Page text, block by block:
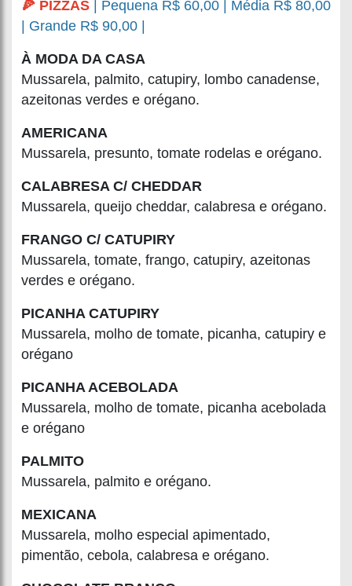
🍕 PIZZAS | Pequena R$ 60,00 | Média R$ 80,00
| Grande R$ 90,00 |
À MODA DA CASA
Mussarela, palmito, catupiry, lombo canadense,
azeitonas verdes e orégano.
AMERICANA
Mussarela, presunto, tomate rodelas e orégano.
CALABRESA C/ CHEDDAR
Mussarela, queijo cheddar, calabresa e orégano.
FRANGO C/ CATUPIRY
Mussarela, tomate, frango, catupiry, azeitonas
verdes e orégano.
PICANHA CATUPIRY
Mussarela, molho de tomate, picanha, catupiry e
orégano
PICANHA ACEBOLADA
Mussarela, molho de tomate, picanha acebolada
e orégano
PALMITO
Mussarela, palmito e orégano.
MEXICANA
Mussarela, molho especial apimentado,
pimentão, cebola, calabresa e orégano.